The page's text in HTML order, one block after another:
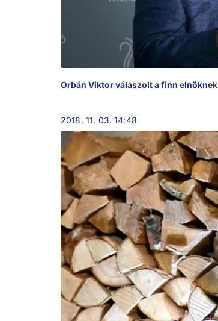
Orbán Viktor válaszolt a finn elnöknek
2018. 11. 03. 14:48